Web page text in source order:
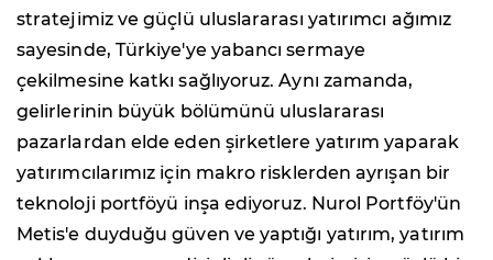
stratejimiz ve güçlü uluslararası yatırımcı ağımız
sayesinde, Türkiye'ye yabancı sermaye
çekilmesine katkı sağlıyoruz. Aynı zamanda,
gelirlerinin büyük bölümünü uluslararası
pazarlardan elde eden şirketlere yatırım yaparak
yatırımcılarımız için makro risklerden ayrışan bir
teknoloji portföyü inşa ediyoruz. Nurol Portföy'ün
Metis'e duyduğu güven ve yaptığı yatırım, yatırım